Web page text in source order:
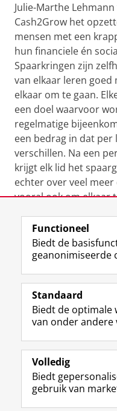
Julie-Marthe
Cash2Grow het
mensen met een
hun financiele én
Spaarkringen zijn
van elkaar leren goed
elkaar om te gaan.
een doel waarvoor
regelmatige
een bedrag in dat
verschillen. Na een
krijgt elk lid het
echter over veel
vooral ook om elkaar
U kunt zichhier
informatie over de
Deel dit Facebook
Functioneel
Biedt de
geanonimiseerde
Standaard
Biedt de optimale
van onder andere
Volledig
Biedt
gebruik van